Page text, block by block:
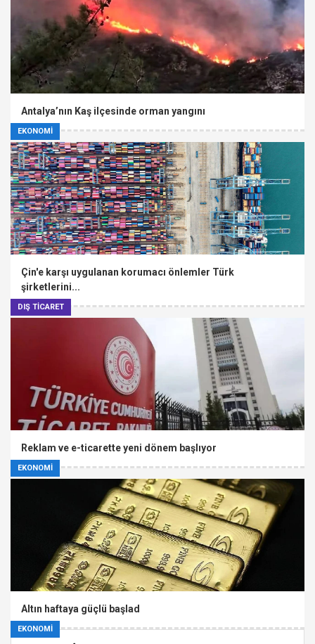
EKONOMİ
Antalya’nın Kaş ilçesinde orman yangını
DIŞ TİCARET
Çin'e karşı uygulanan korumacı önlemler Türk
şirketlerini...
EKONOMİ
Reklam ve e-ticarette yeni dönem başlıyor
EKONOMİ
Altın haftaya güçlü başlad